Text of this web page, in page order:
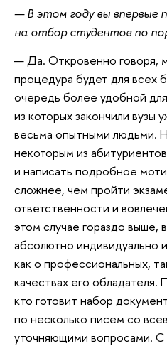
— В этом году вы впервые
на отбор студентов по
— Да. Откровенно говоря,
процедура будет для всех
очередь более удобной
из которых закончили вузы
весьма опытными людьми.
некоторым из
и написать подробное
сложнее, чем пройти
ответственности и
этом случае гораздо выше,
абсолютно индивидуально
как о профессиональных,
качествах его обладателя.
кто готовит набор
по несколько писем со
уточняющими вопросами. С